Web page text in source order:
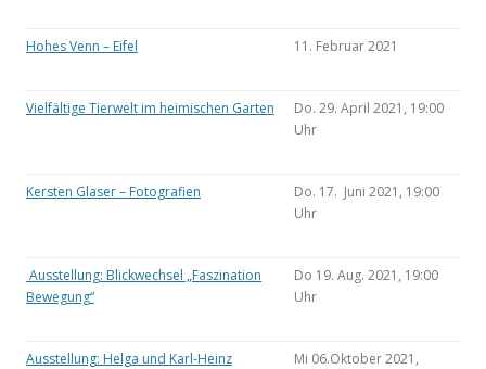
Hohes Venn – Eifel 11. Februar 2021
Vielfältige Tierwelt im heimischen Garten
Do. 29. April 2021, 19:00
Uhr
Kersten Glaser – Fotografien
Do. 17. Juni 2021, 19:00
Uhr
Ausstellung: Blickwechsel „Faszination
Bewegung“
Do 19. Aug. 2021, 19:00
Uhr
Ausstellung: Helga und Karl-Heinz
Mi 06.Oktober 2021,